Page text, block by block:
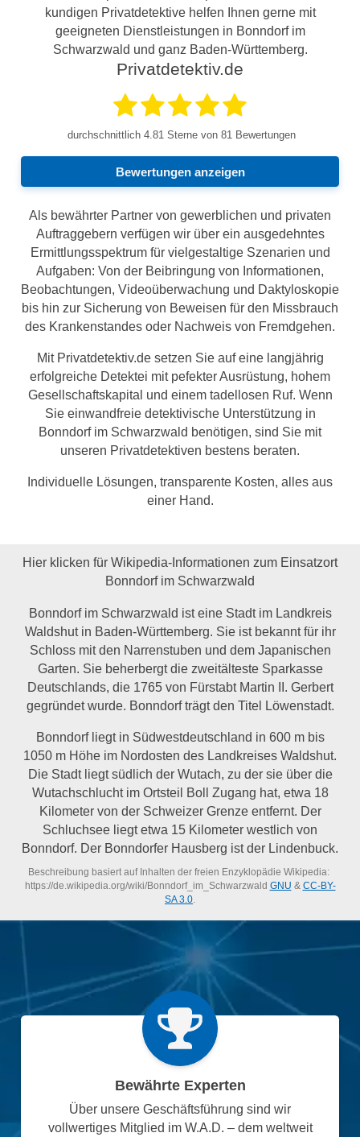
kundigen Privatdetektive helfen Ihnen gerne mit
geeigneten Dienstleistungen in Bonndorf im
Schwarzwald und ganz Baden-Württemberg.
Privatdetektiv.de
durchschnittlich 4.81 Sterne von 81 Bewertungen
Bewertungen anzeigen
Als bewährter Partner von gewerblichen und privaten
Auftraggebern verfügen wir über ein ausgedehntes
Ermittlungsspektrum für vielgestaltige Szenarien und
Aufgaben: Von der Beibringung von Informationen,
Beobachtungen, Videoüberwachung und Daktyloskopie
bis hin zur Sicherung von Beweisen für den Missbrauch
des Krankenstandes oder Nachweis von Fremdgehen.
Mit Privatdetektiv.de setzen Sie auf eine langjährig
erfolgreiche Detektei mit pefekter Ausrüstung, hohem
Gesellschaftskapital und einem tadellosen Ruf. Wenn
Sie einwandfreie detektivische Unterstützung in
Bonndorf im Schwarzwald benötigen, sind Sie mit
unseren Privatdetektiven bestens beraten.
Individuelle Lösungen, transparente Kosten, alles aus
einer Hand.
Hier klicken für Wikipedia-Informationen zum Einsatzort
Bonndorf im Schwarzwald
Bonndorf im Schwarzwald ist eine Stadt im Landkreis
Waldshut in Baden-Württemberg. Sie ist bekannt für ihr
Schloss mit den Narrenstuben und dem Japanischen
Garten. Sie beherbergt die zweitälteste Sparkasse
Deutschlands, die 1765 von Fürstabt Martin II. Gerbert
gegründet wurde. Bonndorf trägt den Titel Löwenstadt.
Bonndorf liegt in Südwestdeutschland in 600 m bis
1050 m Höhe im Nordosten des Landkreises Waldshut.
Die Stadt liegt südlich der Wutach, zu der sie über die
Wutachschlucht im Ortsteil Boll Zugang hat, etwa 18
Kilometer von der Schweizer Grenze entfernt. Der
Schluchsee liegt etwa 15 Kilometer westlich von
Bonndorf. Der Bonndorfer Hausberg ist der Lindenbuck.
Beschreibung basiert auf Inhalten der freien Enzyklopädie Wikipedia:
https://de.wikipedia.org/wiki/Bonndorf_im_Schwarzwald GNU & CC-BY-
SA 3.0.
Bewährte Experten
Über unsere Geschäftsführung sind wir
vollwertiges Mitglied im W.A.D. – dem weltweit